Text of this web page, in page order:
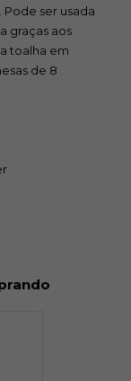
ser usada
graças aos
toalha em
de 8